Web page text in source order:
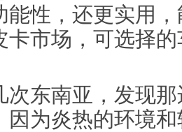
能性，还更实用
卡市场，可选择
次东南亚，发现
因为炎热的环境